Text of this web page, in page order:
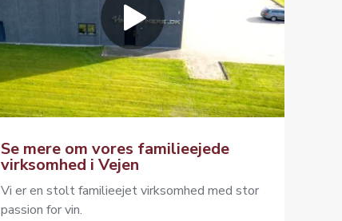
Se mere om vores familieejede
virksomhed i Vejen
Vi er en stolt familieejet virksomhed med stor
passion for vin.